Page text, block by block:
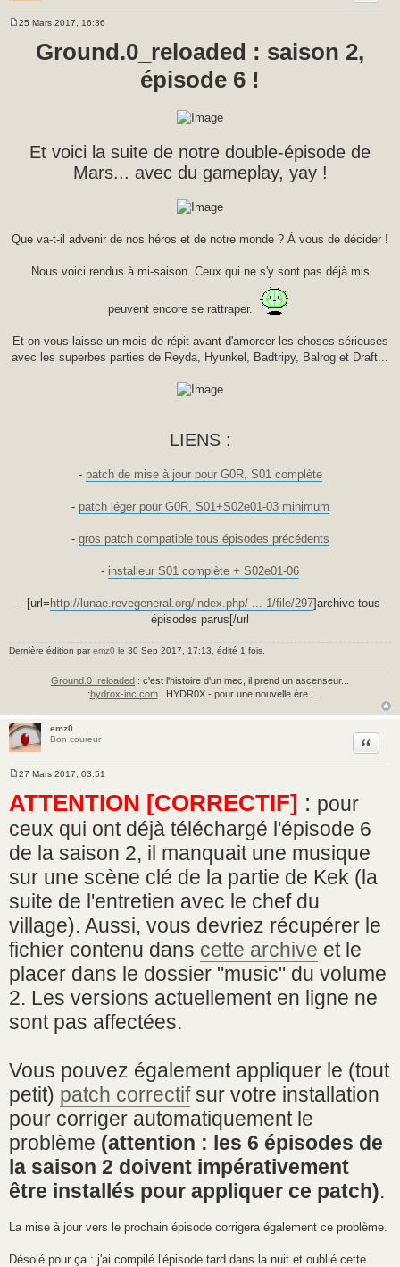
25 Mars 2017, 16:36
Ground.0_reloaded : saison 2,
épisode 6 !
Et voici la suite de notre double-épisode de
Mars... avec du gameplay, yay !
Que va-t-il advenir de nos héros et de notre monde ? À vous de décider !
Nous voici rendus à mi-saison. Ceux qui ne s'y sont pas déjà mis
peuvent encore se rattraper.
Et on vous laisse un mois de répit avant d'amorcer les choses sérieuses
avec les superbes parties de Reyda, Hyunkel, Badtripy, Balrog et Draft...
LIENS :
- patch de mise à jour pour G0R, S01 complète
- patch léger pour G0R, S01+S02e01-03 minimum
- gros patch compatible tous épisodes précédents
- installeur S01 complète + S02e01-06
- [url= http://lunae.revegeneral.org/index.php/ ... 1/file/297]archive tous
épisodes parus[/url
Dernière édition paremz0 le 30 Sep 2017, 17:13, édité 1 fois.
Ground.0_reloaded : c'est l'histoire d'un mec, il prend un ascenseur...
.:hydrox-inc.com: HYDR0X - pour une nouvelle ère :.
emz0
Bon coureur
Citer
s
s
a
g
e
27 Mars 2017, 03:51
ATTENTION [CORRECTIF] : pour
ceux qui ont déjà téléchargé l'épisode 6
de la saison 2, il manquait une musique
sur une scène clé de la partie de Kek (la
suite de l'entretien avec le chef du
village). Aussi, vous devriez récupérer le
fichier contenu dans cette archive et le
placer dans le dossier "music" du volume
2. Les versions actuellement en ligne ne
sont pas affectées.
Vous pouvez également appliquer le (tout
petit) patch correctifsur votre installation
pour corriger automatiquement le
problème (attention : les 6 épisodes de
la saison 2 doivent impérativement
être installés pour appliquer ce patch).
La mise à jour vers le prochain épisode corrigera également ce problème.
Désolé pour ça : j'ai compilé l'épisode tard dans la nuit et oublié cette